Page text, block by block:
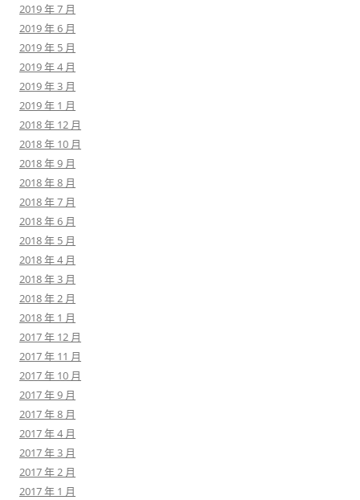
2019 年 7 月
2019 年 6 月
2019 年 5 月
2019 年 4 月
2019 年 3 月
2019 年 1 月
2018 年 12 月
2018 年 10 月
2018 年 9 月
2018 年 8 月
2018 年 7 月
2018 年 6 月
2018 年 5 月
2018 年 4 月
2018 年 3 月
2018 年 2 月
2018 年 1 月
2017 年 12 月
2017 年 11 月
2017 年 10 月
2017 年 9 月
2017 年 8 月
2017 年 4 月
2017 年 3 月
2017 年 2 月
2017 年 1 月